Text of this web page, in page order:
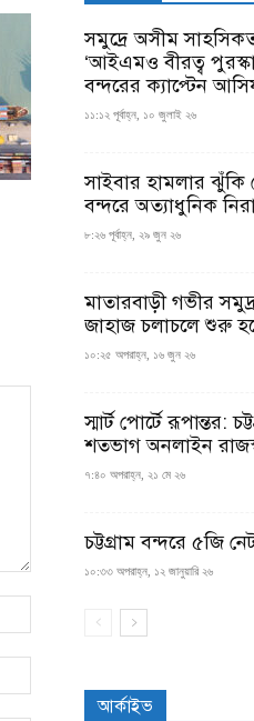
সমুদ্রে অসীম
‘আইএমও বীরত্ব
বন্দরের ক্যাপ্টেন
১১:১২ পূর্বাহ্ন, ১০ জুলাই ২৬
সাইবার হামলার ঝুঁকি
বন্দরে অত্যাধুনিক
৮:২৬ পূর্বাহ্ন, ২৯ জুন ২৬
মাতারবাড়ী গভীর
জাহাজ চলাচলে শুরু
১০:২৫ অপরাহ্ন, ১৬ জুন ২৬
স্মার্ট পোর্টে রূপান্তর:
শতভাগ অনলাইন
৭:৪০ অপরাহ্ন, ২১ মে ২৬
চট্টগ্রাম বন্দরে ৫জি
১০:৩৩ অপরাহ্ন, ১২ জানুয়ারি ২৬
আর্কাইভ